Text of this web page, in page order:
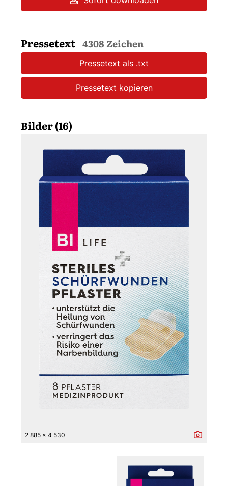
Pressetext 4308 Zeichen
Pressetext als .txt
Pressetext kopieren
Bilder (16)
2 885 x 4 530